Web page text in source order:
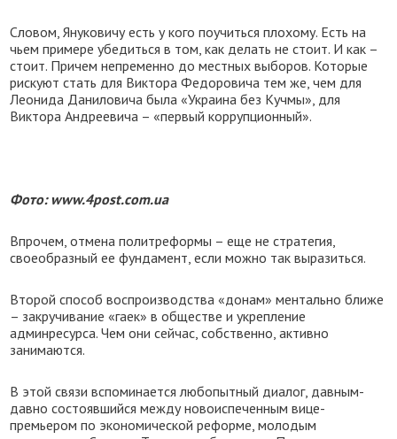
Словом, Януковичу есть у кого поучиться плохому. Есть на
чьем примере убедиться в том, как делать не стоит. И как –
стоит. Причем непременно до местных выборов. Которые
рискуют стать для Виктора Федоровича тем же, чем для
Леонида Даниловича была «Украина без Кучмы», для
Виктора Андреевича – «первый коррупционный».
Фото: www.4post.com.ua
Впрочем, отмена политреформы – еще не стратегия,
своеобразный ее фундамент, если можно так выразиться.
Второй способ воспроизводства «донам» ментально ближе
– закручивание «гаек» в обществе и укрепление
админресурса. Чем они сейчас, собственно, активно
занимаются.
В этой связи вспоминается любопытный диалог, давным-
давно состоявшийся между новоиспеченным вице-
премьером по экономической реформе, молодым